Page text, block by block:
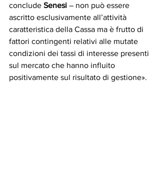
conclude Senesi – non può essere
ascritto esclusivamente all’attività
caratteristica della Cassa ma è frutto di
fattori contingenti relativi alle mutate
condizioni dei tassi di interesse presenti
sul mercato che hanno influito
positivamente sul risultato di gestione».